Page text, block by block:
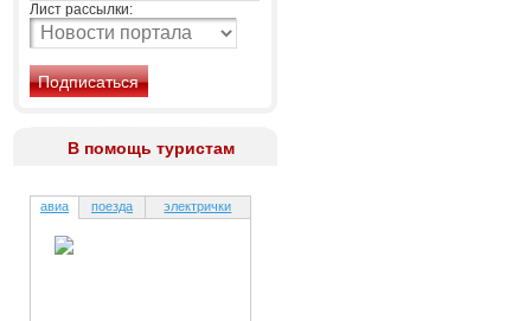
Лист рассылки:
В помощь туристам
авиа поезда электрички